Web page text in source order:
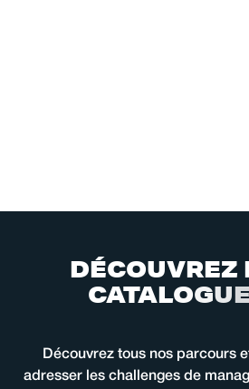
DÉCOUVREZ
CATALOGUE
Découvrez tous nos parcours
adresser les challenges de